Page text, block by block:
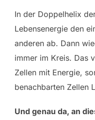
In der Doppelhelix
Lebensenergie den
anderen ab. Dann
immer im Kreis. Das
Zellen mit Energie,
benachbarten Zellen
Und genau da, an